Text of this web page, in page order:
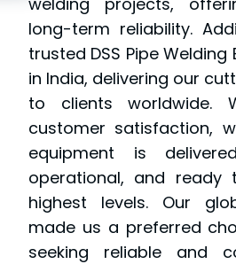
long-term reliability.
trusted DSS Pipe
in India, delivering our
to clients worldwide.
customer satisfaction,
equipment is
operational, and
highest levels. Our
made us a preferred
seeking reliable and